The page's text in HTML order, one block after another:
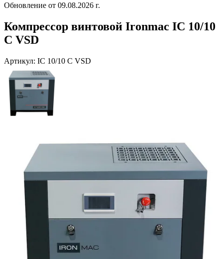
Обновление от 09.08.2026 г.
Компрессор винтовой Ironmac IC 10/10
C VSD
Артикул: IC 10/10 C VSD